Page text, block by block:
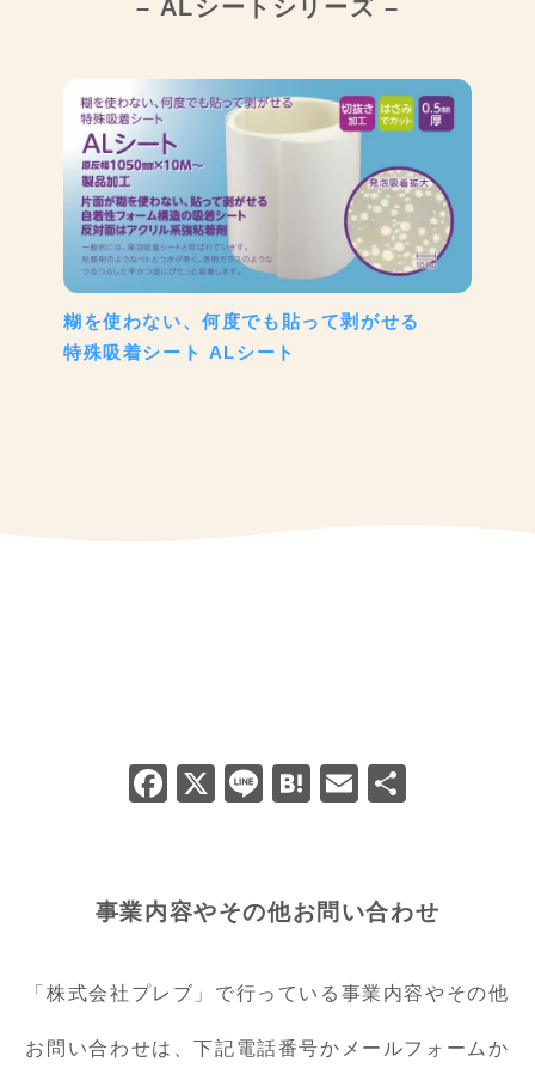
– ALシートシリーズ –
糊を使わない、何度でも貼って剥がせる
特殊吸着シート ALシート
F
e
b
o
o
k
X
Li
H
n
a
E
l
事業内容やその他お問い合わせ
「株式会社プレブ」で行っている事業内容やその他
お問い合わせは、下記電話番号かメールフォームか